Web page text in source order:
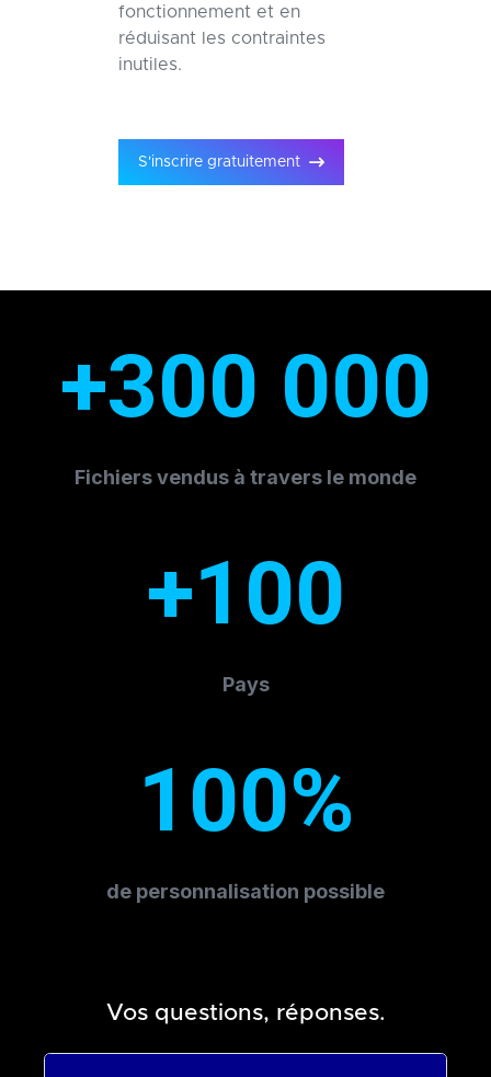
fonctionnement et en
réduisant les contraintes
inutiles.
S'inscrire gratuitement
+300 000
Fichiers vendus à travers le monde
+100
Pays
100%
de personnalisation possible
Vos questions, réponses.